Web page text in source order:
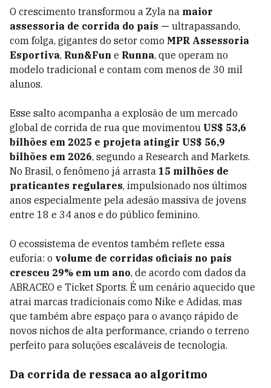
O crescimento transformou a Zyla na maior
assessoria de corrida do país — ultrapassando,
com folga, gigantes do setor como MPR Assessoria
Esportiva, Run&Fun e Runna, que operam no
modelo tradicional e contam com menos de 30 mil
alunos.
Esse salto acompanha a explosão de um mercado
global de corrida de rua que movimentou US$ 53,6
bilhões em 2025 e projeta atingir US$ 56,9
bilhões em 2026, segundo a Research and Markets.
No Brasil, o fenômeno já arrasta 15 milhões de
praticantes regulares, impulsionado nos últimos
anos especialmente pela adesão massiva de jovens
entre 18 e 34 anos e do público feminino.
O ecossistema de eventos também reflete essa
euforia: o volume de corridas oficiais no país
cresceu 29% em um ano, de acordo com dados da
ABRACEO e Ticket Sports. É um cenário aquecido que
atrai marcas tradicionais como Nike e Adidas, mas
que também abre espaço para o avanço rápido de
novos nichos de alta performance, criando o terreno
perfeito para soluções escaláveis de tecnologia.
Da corrida de ressaca ao algoritmo